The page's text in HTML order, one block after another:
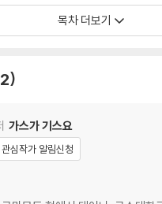
로운 삶을 시작한 B씨
배우고 싶다는 남성 C씨
란
라고?
인’이 되는 순간
책임져주던 시대는 끝났다
스스로 준비해야 한다
목차 더보기
2
가스가 기스요
관심작가 알림신청